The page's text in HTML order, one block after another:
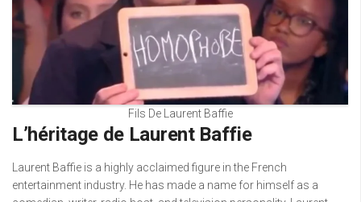
Fils De Laurent Baffie
L’héritage de Laurent Baffie
Laurent Baffie is a highly acclaimed figure in the French
entertainment industry. He has made a name for himself as a